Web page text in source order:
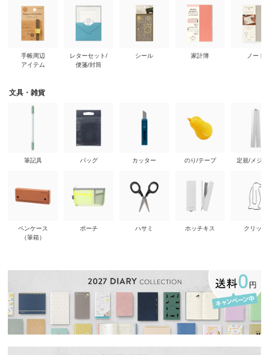
手帳周辺
アイテム
レターセット/
便箋/封筒
シール 家計簿 ノート
文具・雑貨
筆記具
ペンケース
（筆箱）
バッグ
ポーチ
カッター
ハサミ
のり/テープ
ホッチキス
定規/メジ
クリップ